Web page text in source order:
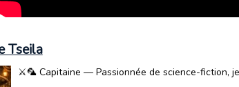
Tseila
⚔️🦜 Capitaine — Passionnée de science-fiction,